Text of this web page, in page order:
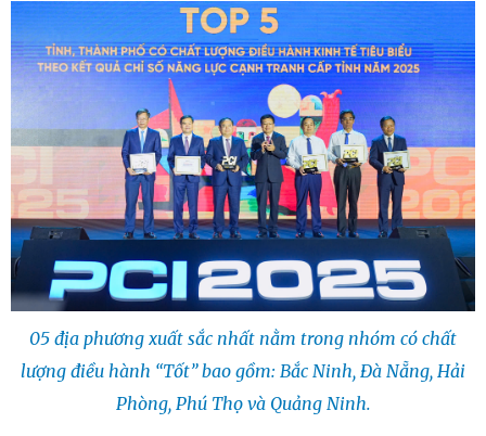
05 địa phương xuất sắc nhất nằm trong nhóm có chất
lượng điều hành “Tốt” bao gồm: Bắc Ninh, Đà Nẵng, Hải
Phòng, Phú Thọ và Quảng Ninh.